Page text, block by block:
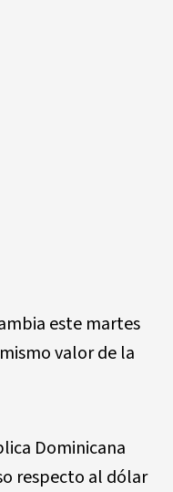
este martes
valor de la
Dominicana
respecto al dólar